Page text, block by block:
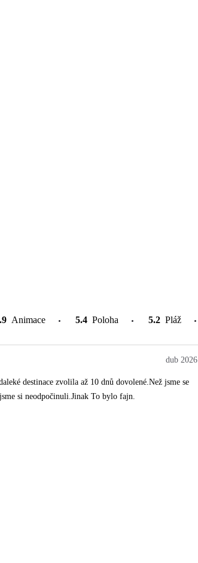
Animace 5.4 Poloha 5.2 Pláž
dub 2026
destinace zvolila až 10 dnů dovolené.Než jsme se
si neodpočinuli.Jinak To bylo fajn.